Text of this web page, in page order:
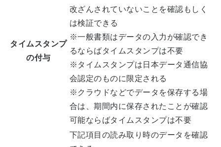
タイムスタンプ
の付与
改ざんされていないことを確認もしく
は検証できる
※一般書類はデータの入力が確認でき
るならばタイムスタンプは不要
※タイムスタンプは日本データ通信協
会認定のものに限定される
※クラウドなどでデータを保存する場
合は、期間内に保存されたことが確認
可能ならばタイムスタンプは不要
下記項目の読み取り時のデータを確認